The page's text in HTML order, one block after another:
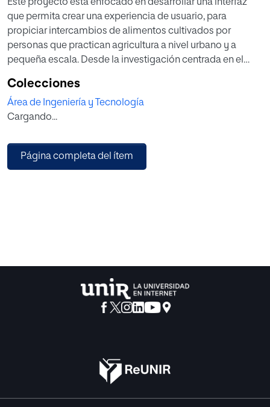
Este proyecto está enfocado en desarrollar una interfaz
que permita crear una experiencia de usuario, para
propiciar intercambios de alimentos cultivados por
personas que practican agricultura a nivel urbano y a
pequeña escala. Desde la investigación centrada en el
encuestas en contexto. Con esta información se crearon
las herramientas personaes, escenarios y finalmente el
customer journey, el cual recogió la síntesis de los
fase de diseño. El resultado es una interfaz, basada en la
experiencia de los usuarios que practican la agricultura
Colecciones
Área de Ingeniería y Tecnología
Cargando...
Página completa del ítem